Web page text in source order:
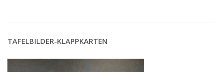
TAFELBILDER-KLAPPKARTEN